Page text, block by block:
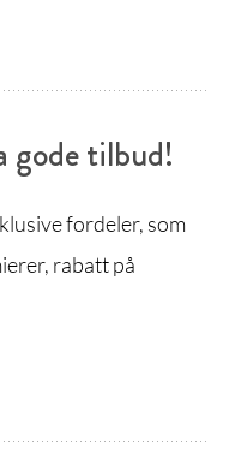
gode tilbud!
fordeler, som
rabatt på